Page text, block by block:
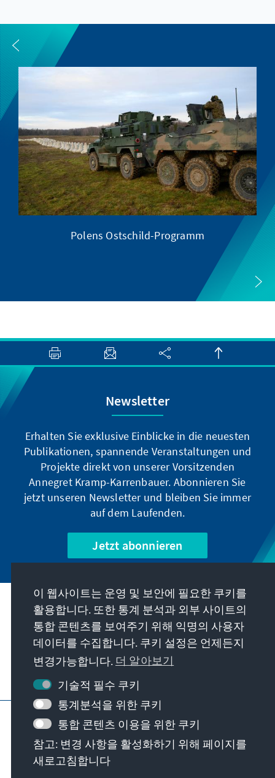
Polens Ostschild-Programm
Newsletter
Erhalten Sie exklusive Einblicke in die neuesten
Publikationen, spannende Veranstaltungen und
Projekte direkt von unserer Vorsitzenden
Annegret Kramp-Karrenbauer. Abonnieren Sie
jetzt unseren Newsletter und bleiben Sie immer
auf dem Laufenden.
Jetzt abonnieren
우리의 과제
연락처
재단에서 제공하는 제안 더 보기
요목 개인 정보 보호
Erklärung zur Barrierefreiheit
Barriere melden
사이트 맵
© Konrad-Adenauer-Stiftung e.V. 2026
이 웹사이트는 운영 및 보안에 필요한 쿠키를
활용합니다. 또한 통계 분석과 외부 사이트의
통합 콘텐츠를 보여주기 위해 익명의 사용자
데이터를 수집합니다. 쿠키 설정은 언제든지
변경가능합니다. 더 알아보기
기술적 필수 쿠키
통계분석을 위한 쿠키
통합 콘텐츠 이용을 위한 쿠키
참고: 변경 사항을 활성화하기 위해 페이지를
새로고침합니다